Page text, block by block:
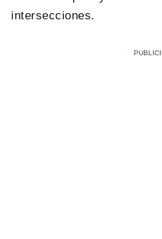
intersecciones.